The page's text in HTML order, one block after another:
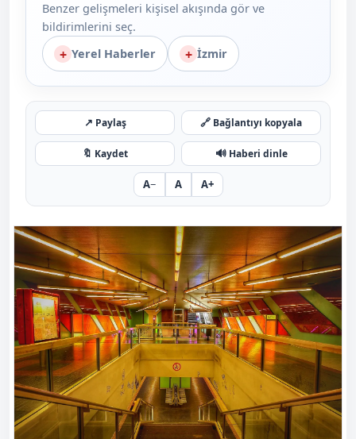
Benzer gelişmeleri kişisel akışında gör ve
bildirimlerini seç.
+ Yerel Haberler + İzmir
↗ Paylaş 🔗 Bağlantıyı kopyala
🔖 Kaydet 🔊 Haberi dinle
A− A A+